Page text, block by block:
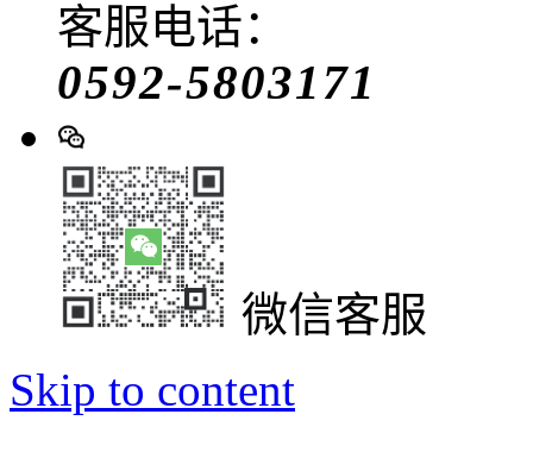
客服电话：
0592-5803171
微信客服
Skip to content